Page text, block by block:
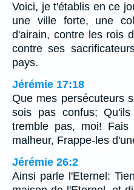
Voici, je t'établis en ce
une ville forte, une
d'airain, contre les rois
contre ses
pays.
Jérémie 17:18
Que mes persécuteurs
sois pas confus;
tremble pas, moi!
malheur, Frappe-les
Jérémie 26:2
Ainsi parle l'Eternel: